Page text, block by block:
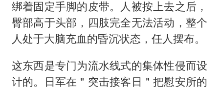
绑着固定手脚的皮带。人被按上去之后，
臀部高于头部，四肢完全无法活动，整个
人处于大脑充血的昏沉状态，任人摆布。
这东西是专门为流水线式的集体性侵而设
计的。日军在＂突击接客日＂把慰安所的